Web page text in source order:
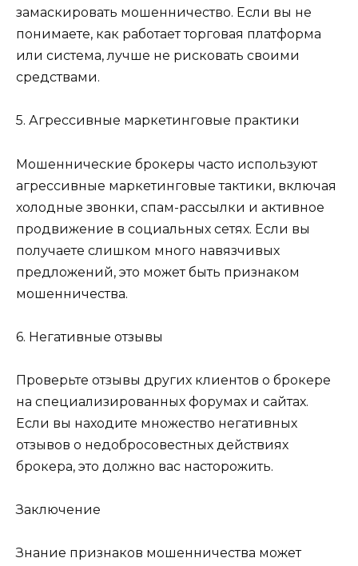
замаскировать мошенничество. Если вы не
понимаете, как работает торговая платформа
или система, лучше не рисковать своими
средствами.
5. Агрессивные маркетинговые практики
Мошеннические брокеры часто используют
агрессивные маркетинговые тактики, включая
холодные звонки, спам-рассылки и активное
продвижение в социальных сетях. Если вы
получаете слишком много навязчивых
предложений, это может быть признаком
мошенничества.
6. Негативные отзывы
Проверьте отзывы других клиентов о брокере
на специализированных форумах и сайтах.
Если вы находите множество негативных
отзывов о недобросовестных действиях
брокера, это должно вас насторожить.
Заключение
Знание признаков мошенничества может